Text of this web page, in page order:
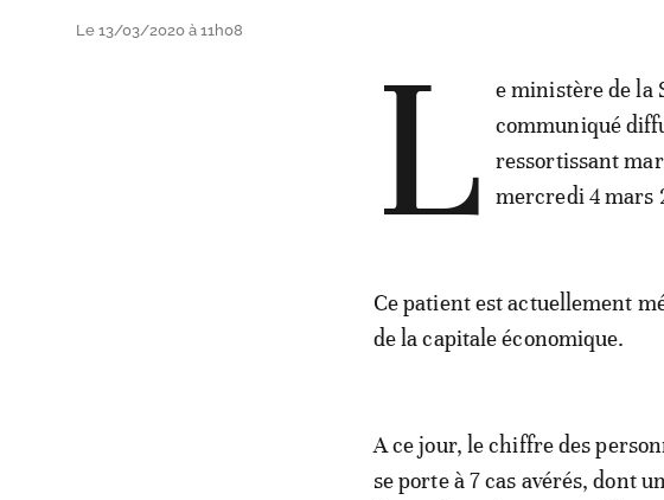
Le 13/03/2020 à 11h08 L
e ministère de la
communiqué
ressortissant
mercredi 4 mars
Ce patient est actuellement
de la capitale économique.
A ce jour, le chiffre des
se porte à 7 cas avérés, dont